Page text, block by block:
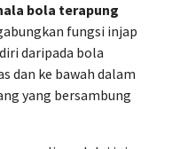
bola terapung
fungsi injap
daripada bola
dan ke bawah dalam
yang bersambung